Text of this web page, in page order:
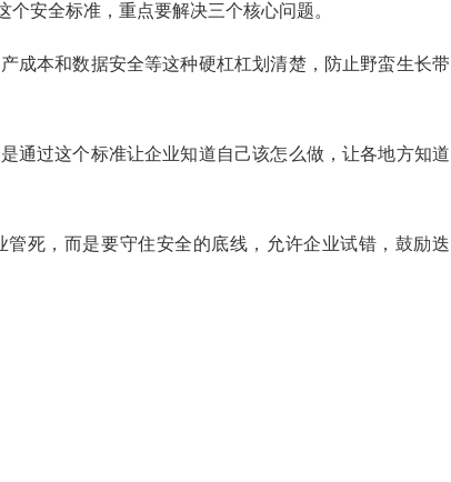
安全标准，重点要解决三个核心问题。
成本和数据安全等这种硬杠杠划清楚，防止野蛮生长带
通过这个标准让企业知道自己该怎么做，让各地方知道
死，而是要守住安全的底线，允许企业试错，鼓励迭